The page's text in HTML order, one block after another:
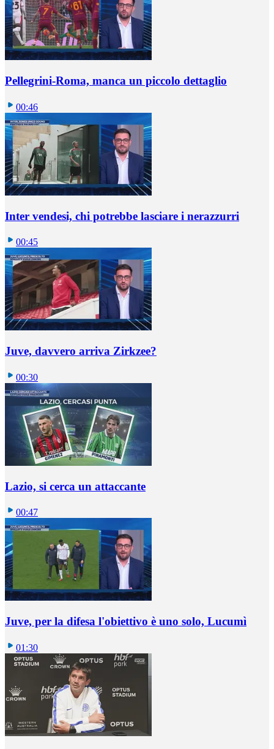
Pellegrini-Roma, manca un piccolo dettaglio
00:46
Inter vendesi, chi potrebbe lasciare i nerazzurri
00:45
Juve, davvero arriva Zirkzee?
00:30
Lazio, si cerca un attaccante
00:47
Juve, per la difesa l'obiettivo è uno solo, Lucumì
01:30